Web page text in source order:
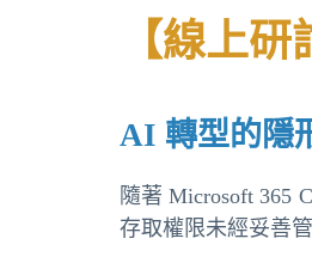
【線上
AI 轉型的隱
隨著 Microsoft 365
存取權限未經妥善